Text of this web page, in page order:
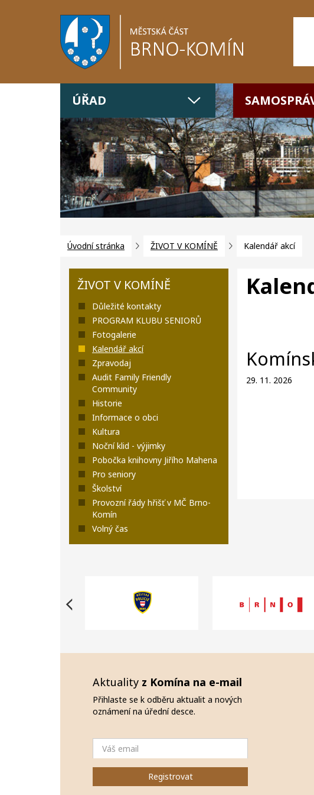
ÚŘAD
Úvodní stránka ŽIVOT V KOMÍNĚ Kalendář akcí
29. 11. 2026
ŽIVOT V KOMÍNĚ
Důležité kontakty
PROGRAM KLUBU SENIORŮ
Fotogalerie
Kalendář akcí
Zpravodaj
Audit Family Friendly
Community
Historie
Informace o obci
Kultura
Noční klid - výjimky
Pobočka knihovny Jiřího Mahena
Pro seniory
Školství
Provozní řády hřišť v MČ Brno-
Komín
Volný čas
Aktuality z Komína na e-mail
Přihlaste se k odběru aktualit a nových
oznámení na úřední desce.
Registrovat